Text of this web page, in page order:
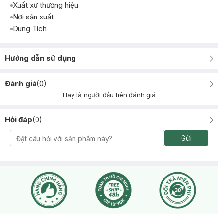
Xuất xứ thương hiệu
Nơi sản xuất
Dung Tích
Hướng dẫn sử dụng
Đánh giá(0)
Hãy là người đầu tiên đánh giá
Hỏi đáp(0)
Gửi